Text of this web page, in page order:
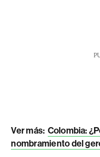
Ver más: Colombia:
nombramiento del